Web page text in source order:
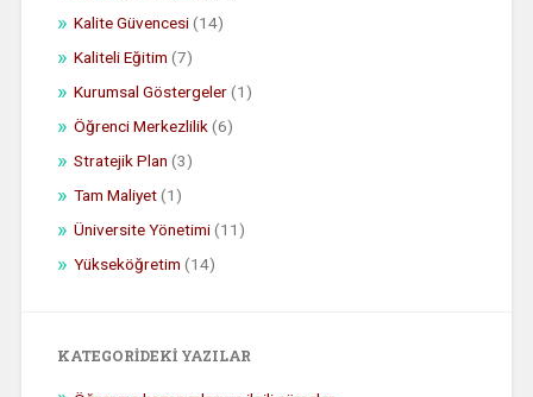
Kalite Güvencesi(14)
Kaliteli Eğitim (7)
Kurumsal Göstergeler(1)
Öğrenci Merkezlilik(6)
Stratejik Plan (3)
Tam Maliyet(1)
Üniversite Yönetimi(11)
Yükseköğretim (14)
KATEGORIDEKI YAZILAR